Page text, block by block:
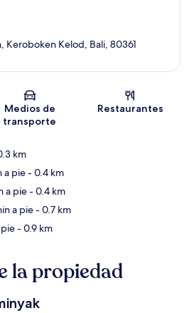
Sección del mapa
Kelod, Bali, 80361
Medios de
transporte
Restaurantes
km
a pie- 0.4 km
a pie- 0.4 km
a pie- 0.7 km
pie- 0.9 km
la propiedad